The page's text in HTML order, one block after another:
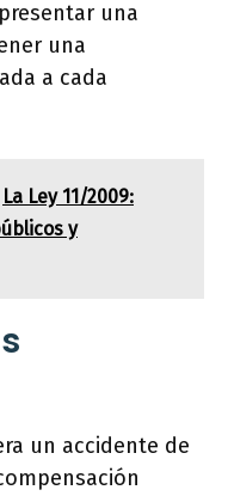
una
una
a cada
La Ley 11/2009:
y
un accidente de